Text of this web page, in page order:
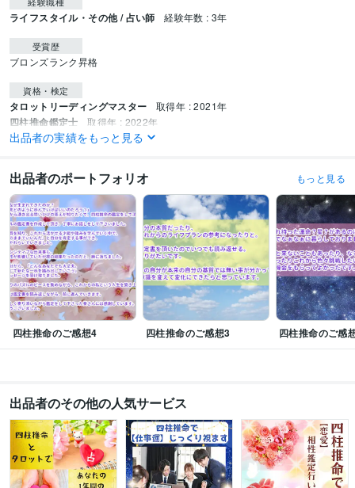
ライフスタイル・その他 / 占い師 経験年数 : 3年
受賞歴
ブロンズランク昇格
資格・検定
タロットリーディングマスター 取得年 : 2021年
四柱推命鑑定士 取得年 : 2022年
占い タロット 心理学
占い 四柱推命
占い 四柱推命
出品者の実績をもっと見る
出品者のポートフォリオ もっと見る
四柱推命のご感想4 四柱推命のご感想3 四柱推命のご感
出品者のその他の人気サービス